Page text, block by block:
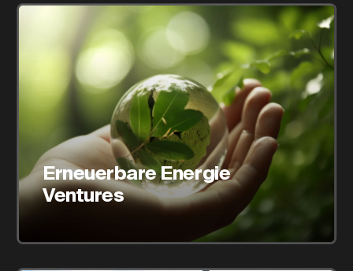
Erneuerbare Energie
Ventures
Sprache ändern